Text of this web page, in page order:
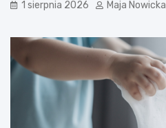
1 sierpnia 2026 Maja Nowicka